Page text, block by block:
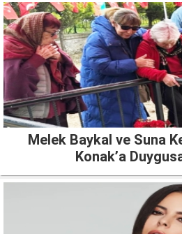
Melek Baykal ve Suna
Konak’a